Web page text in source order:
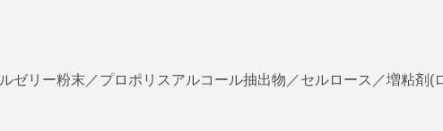
ゼリー粉末／プロポリスアルコール抽出物／セルロース／増粘剤(